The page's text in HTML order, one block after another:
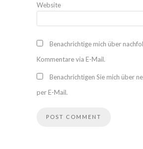
Website
Benachrichtige mich über
Kommentare via E-Mail.
Benachrichtigen Sie mich über
per E-Mail.